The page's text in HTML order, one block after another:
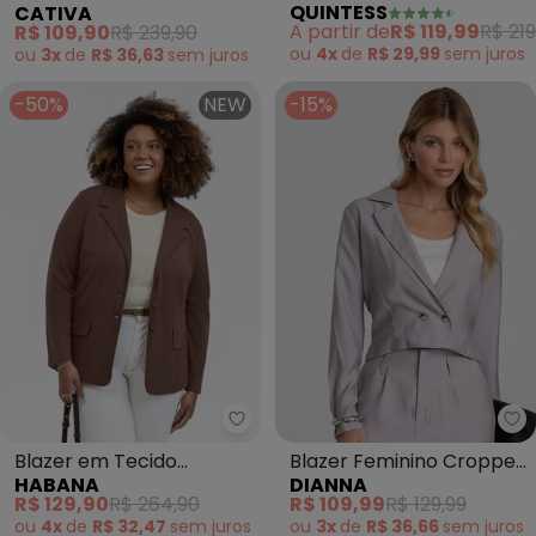
Tecido com Brilho
(Preto)
CATIVA
R$ 109,90R$ 239,90
ou 3x de R$ 36,63 sem juros
Crepe Plano com Faixa
QUINTESS
A partir deR$ 119,99R$
ou 4x de R$ 29,99 sem juros
-50% NEW
Habana - Blazer em Tecido
Blazer em Tecido
Texturizado (Marrom
Escuro)
HABANA
R$ 129,90R$ 264,90
ou 4x de R$ 32,47 sem juros
-15%
Blazer Feminino Cropped
Alfaiataria (Cinza)
DIANNA
R$ 109,99R$ 129,99
ou 3x de R$ 36,66 sem juros